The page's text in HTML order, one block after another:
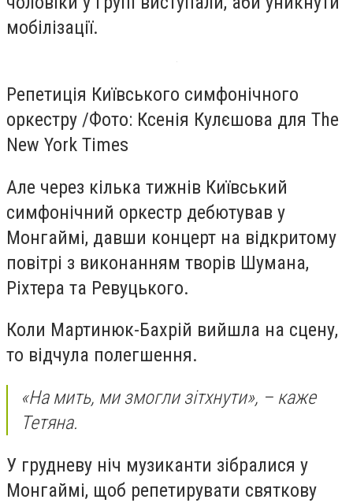
мобілізації.
Репетиція Київського симфонічного
оркестру /Фото: Ксенія Кулєшова для The
New York Times
Але через кілька тижнів Київський
симфонічний оркестр дебютував у
Монгаймі, давши концерт на відкритому
повітрі з виконанням творів Шумана,
Ріхтера та Ревуцького.
Коли Мартинюк-Бахрій вийшла на сцену,
то відчула полегшення.
«На мить, ми змогли зітхнути», – каже
Тетяна.
У грудневу ніч музиканти зібралися у
Монгаймі, щоб репетирувати святкову